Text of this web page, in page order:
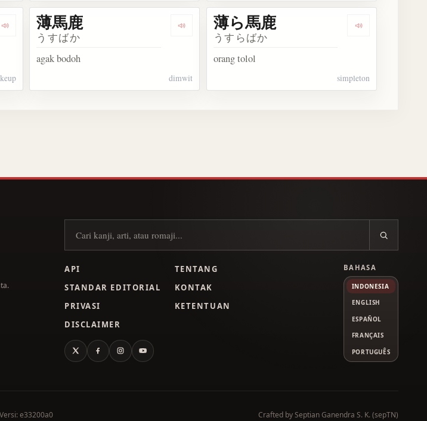
Dengarkan 薄化粧 Dengarkan 薄馬鹿
薄馬鹿
うすばか
agak bodoh
dimwit
Dengarkan 薄ら
薄ら馬鹿
うすらばか
orang tolol
simpleton
Cari kanji
API
TENTANG
STANDAR EDITORIAL
KONTAK
PRIVASI
KETENTUAN
DISCLAIMER
X FacebookInstagramYouTube
BAHASA
INDONESIA
ENGLISH
ESPAÑOL
FRANÇAIS
PORTUGUÊS
Versi: e33200a0 Crafted bySeptian Ganendra S. K. (sepTN)